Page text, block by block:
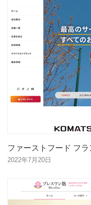
ファーストフード フ
2022年7月20日